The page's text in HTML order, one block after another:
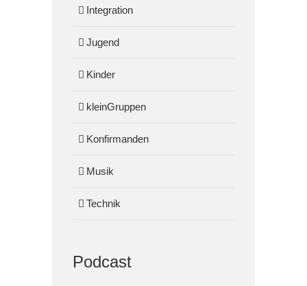
Integration
Jugend
Kinder
kleinGruppen
Konfirmanden
Musik
Technik
Podcast